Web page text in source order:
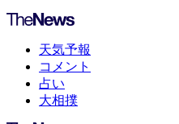
天気予報
コメント
占い
大相撲